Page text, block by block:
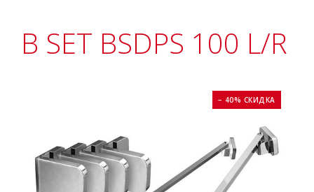
B SET BSDPS 100 L/R
− 40% СКИДКА